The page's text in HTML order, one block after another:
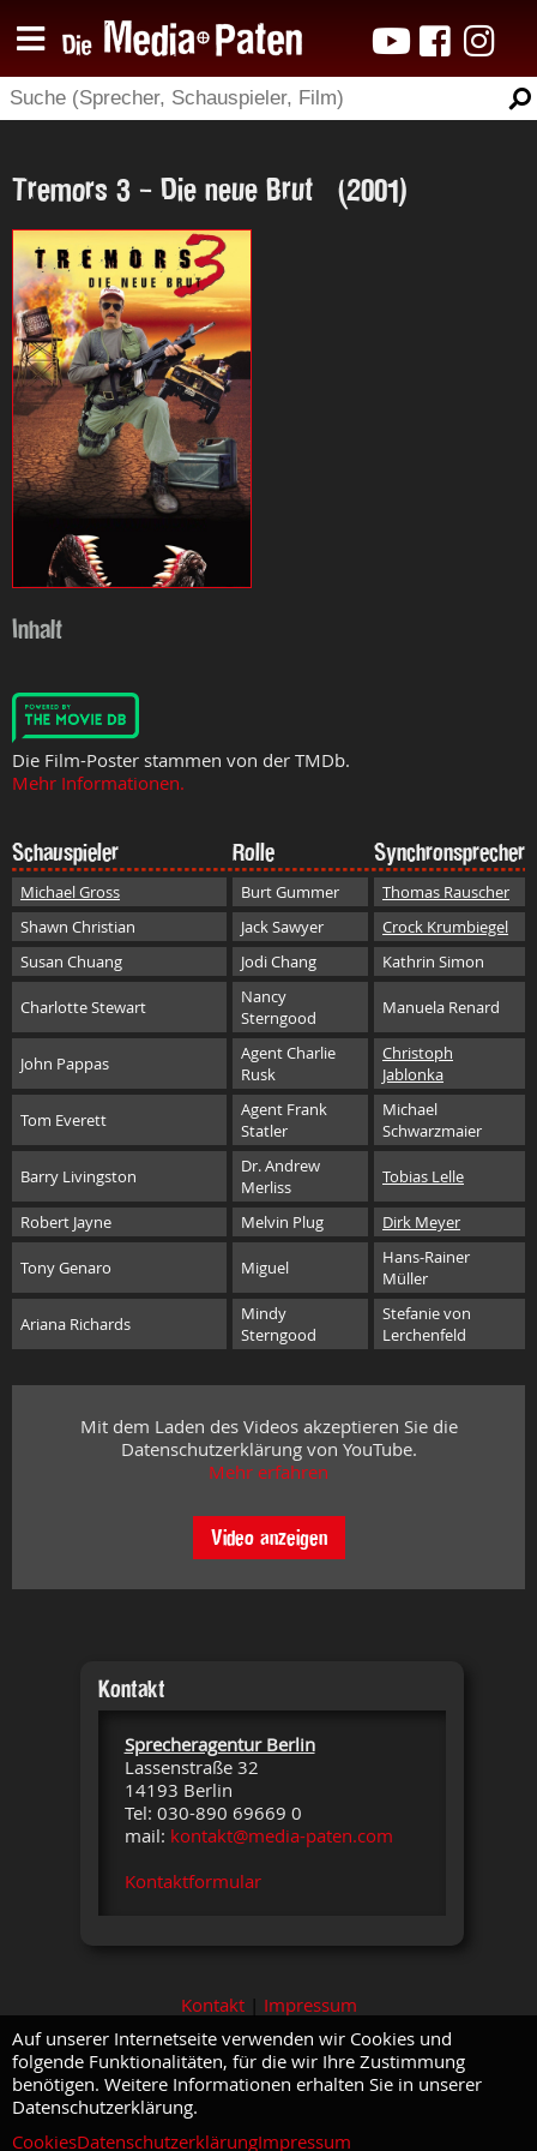
Tremors 3 - Die neue Brut (2001)
Inhalt
Die Film-Poster stammen von der TMDb.
Mehr Informationen.
Schauspieler Rolle Synchronsprecher
Michael Gross Burt Gummer
Thomas Rauscher
Shawn Christian
Jack Sawyer
Crock Krumbiegel
Susan Chuang
Jodi Chang Kathrin Simon
Charlotte Stewart
Nancy
Sterngood
Manuela Renard
John Pappas
Agent Charlie
Rusk
Christoph
Jablonka
Tom Everett
Agent Frank
Statler
Michael
Schwarzmaier
Barry Livingston
Dr. Andrew
Merliss
Tobias Lelle
Robert Jayne Melvin Plug Dirk Meyer
Tony Genaro Miguel
Hans-Rainer
Müller
Ariana Richards
Mindy
Sterngood
Stefanie von
Lerchenfeld
Mit dem Laden des Videos akzeptieren Sie die
Datenschutzerklärung von YouTube.
Mehr erfahren
Video anzeigen
Kontakt
Sprecheragentur Berlin
Lassenstraße 32
14193 Berlin
Tel: 030-890 69669 0
mail: kontakt@media-paten.com
Kontaktformular
Kontakt| Impressum
Auf unserer Internetseite verwenden wir Cookies und
folgende Funktionalitäten, für die wir Ihre Zustimmung
benötigen. Weitere Informationen erhalten Sie in unserer
Datenschutzerklärung.
CookiesDatenschutzerklärungImpressum